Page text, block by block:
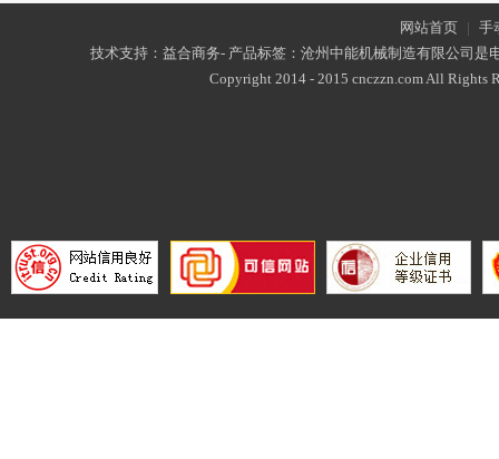
网站首页 | 手
技术支持：益合商务- 产品标签：沧州中能机械制造有限公司是
Copyright 2014 - 2015 cnczzn.com All Rights